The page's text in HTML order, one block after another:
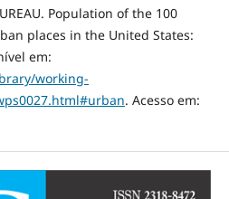
Population of the 100
places in the United States:
em:
working-
. Acesso em: